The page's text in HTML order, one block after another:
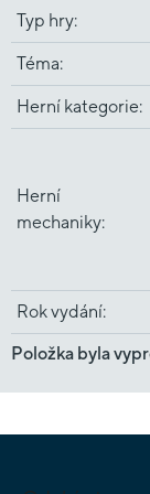
Typ hry:
Téma:
Herní kategorie:
Herní
mechaniky:
Rok vydání:
Položka byla